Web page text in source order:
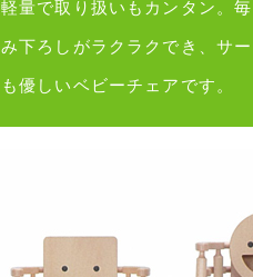
軽量で取り扱いもカンタン。
み下ろしがラクラクでき、サ
も優しいベビーチェアです。